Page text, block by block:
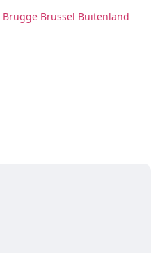
Brugge Brussel Buitenland